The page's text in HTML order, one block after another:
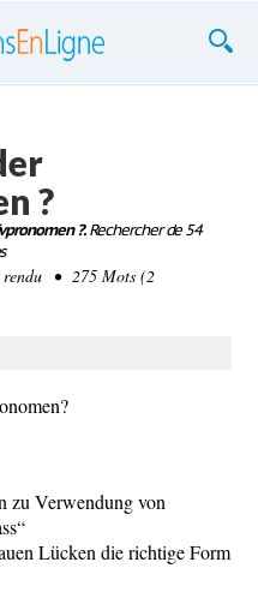
?
?.Rechercher de 54
• 275 Mots (2
zu Verwendung von
Lücken die richtige Form